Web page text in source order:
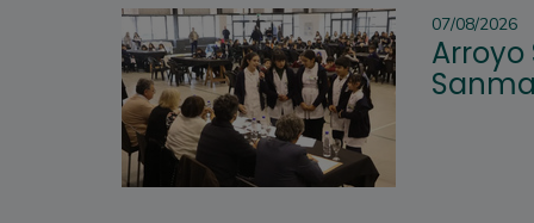
07/08/2026
Arroyo